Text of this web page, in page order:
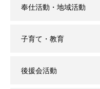
奉仕活動・地域活動
子育て・教育
後援会活動